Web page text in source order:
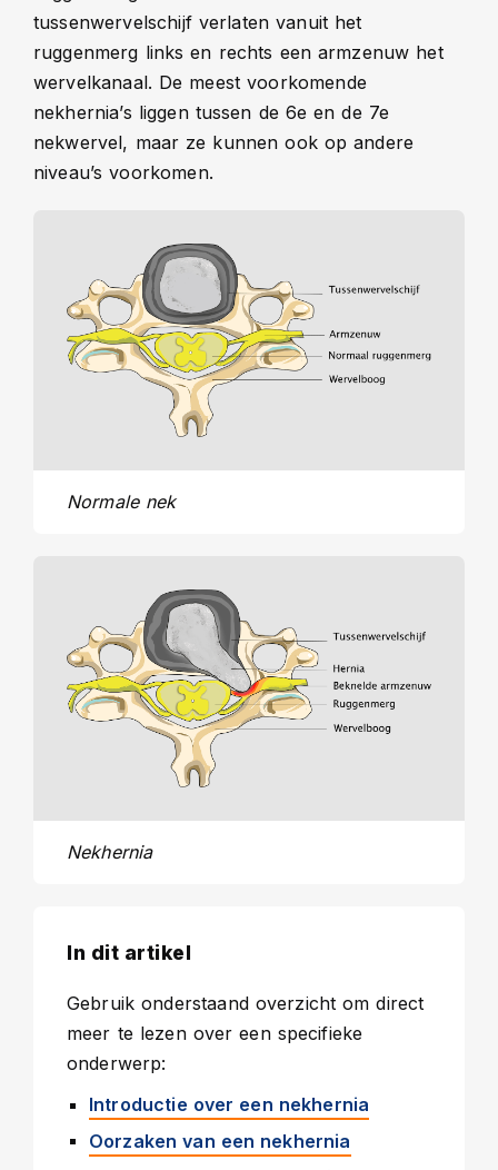
tussenwervelschijf verlaten vanuit het
ruggenmerg links en rechts een armzenuw het
wervelkanaal. De meest voorkomende
nekhernia’s liggen tussen de 6e en de 7e
nekwervel, maar ze kunnen ook op andere
niveau’s voorkomen.
Normale nek
Nekhernia
In dit artikel
Gebruik onderstaand overzicht om direct
meer te lezen over een specifieke
onderwerp:
Introductie over een nekhernia
Oorzaken van een nekhernia